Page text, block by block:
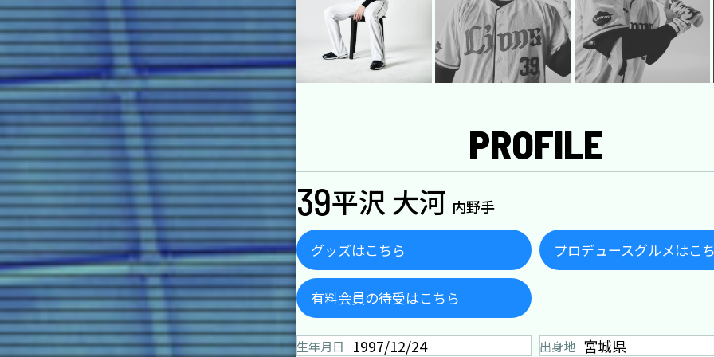
PROFILE
39平沢 大河 内野手
グッズはこちら プロデュースグルメはこ
有料会員の待受はこちら
生年月日 1997/12/24 出身地 宮城県